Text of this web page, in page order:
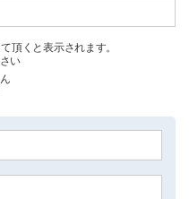
頂くと表示されます。
い